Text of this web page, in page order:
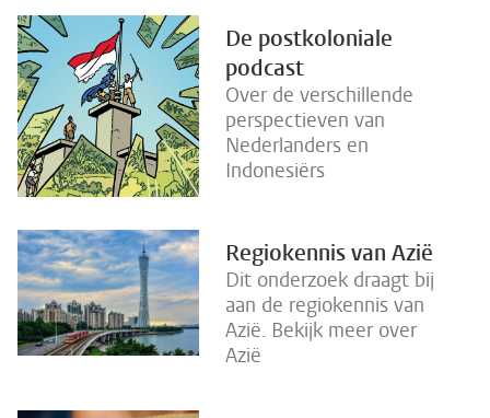
De postkoloniale
podcast
Over de verschillende
perspectieven van
Nederlanders en
Indonesiërs
Regiokennis van Azië
Dit onderzoek draagt bij
aan de regiokennis van
Azië. Bekijk meer over
Azië